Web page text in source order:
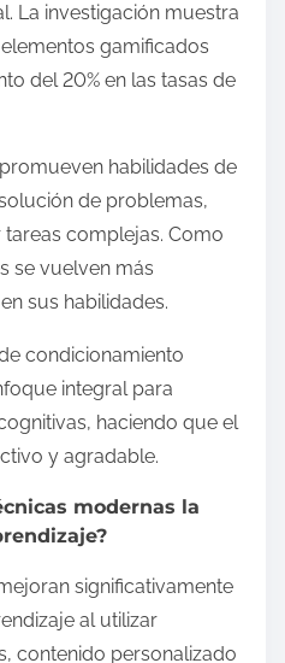
La investigación muestra
gamificados
del 20% en las tasas de
habilidades de
de problemas,
complejas. Como
se vuelven más
sus habilidades.
condicionamiento
integral para
haciendo que el
y agradable.
modernas la
significativamente
al utilizar
contenido personalizado